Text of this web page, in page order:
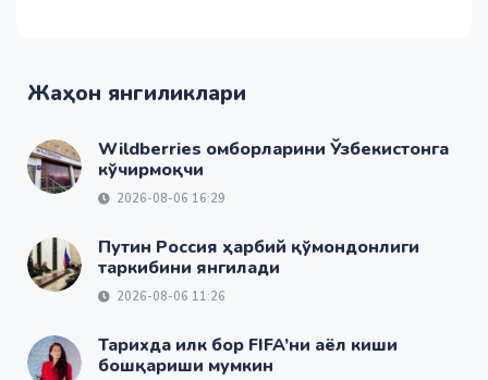
Жаҳон янгиликлари
Wildberries омборларини Ўзбекистонга
кўчирмоқчи
2026-08-06 16:29
Путин Россия ҳарбий қўмондонлиги
таркибини янгилади
2026-08-06 11:26
Тарихда илк бор FIFA’ни аёл киши
бошқариши мумкин